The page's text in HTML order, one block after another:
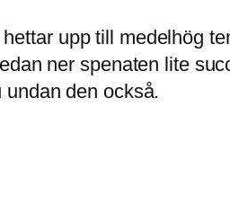
upp till medelhög
ner spenaten lite
den också.